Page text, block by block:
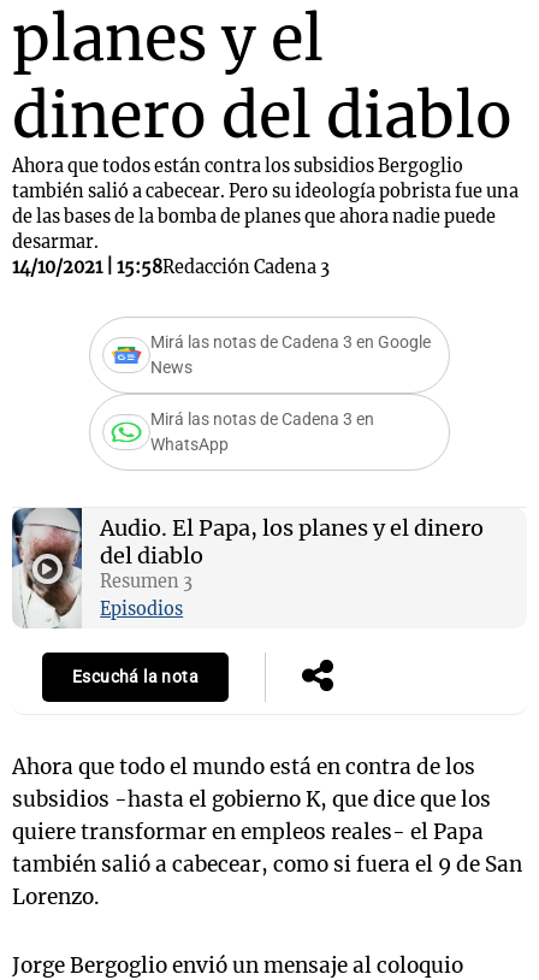
planes y el
dinero del diablo
Ahora que todos están contra los subsidios Bergoglio
también salió a cabecear. Pero su ideología pobrista fue una
de las bases de la bomba de planes que ahora nadie puede
desarmar.
14/10/2021 | 15:58Redacción Cadena 3
Mirá las notas de Cadena 3 en Google
News
Mirá las notas de Cadena 3 en
WhatsApp
Audio. El Papa, los planes y el dinero
del diablo
Resumen 3
Episodios
Escuchá la nota
Ahora que todo el mundo está en contra de los
subsidios -hasta el gobierno K, que dice que los
quiere transformar en empleos reales- el Papa
también salió a cabecear, como si fuera el 9 de San
Lorenzo.
Jorge Bergoglio envió un mensaje al coloquio
Notas
Mundial 2026
Notas
La Sole en
Cadena 3